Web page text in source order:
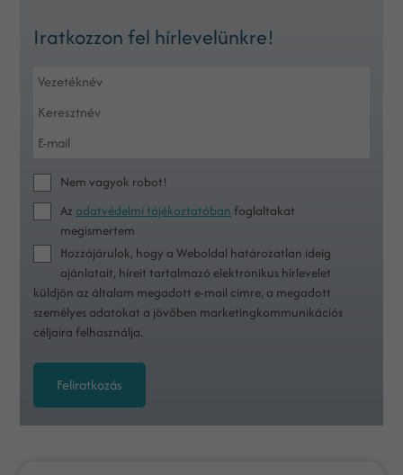
Iratkozzon fel hírlevelünkre!
Nem vagyok robot!
Azadatvédelmi tájékoztatóban foglaltakat
megismertem
Hozzájárulok, hogy a Weboldal határozatlan ideig
ajánlatait, híreit tartalmazó elektronikus hírlevelet
küldjön az általam megadott e-mail címre, a megadott
személyes adatokat a jövőben marketingkommunikációs
céljaira felhasználja.
Feliratkozás